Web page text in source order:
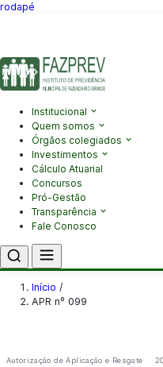
rodapé
Institucional
Quem somos
Órgãos colegiados
Investimentos
Cálculo Atuarial
Concursos
Pró-Gestão
Transparência
Fale Conosco
Início /
APR nº 099
Autorização de Aplicação e Resgate